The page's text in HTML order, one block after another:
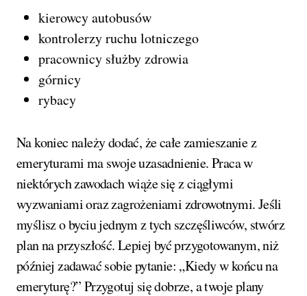
kierowcy autobusów
kontrolerzy ruchu lotniczego
pracownicy służby zdrowia
górnicy
rybacy
Na koniec należy dodać, że całe zamieszanie z
emeryturami ma swoje uzasadnienie. Praca w
niektórych zawodach wiąże się z ciągłymi
wyzwaniami oraz zagrożeniami zdrowotnymi. Jeśli
myślisz o byciu jednym z tych szczęśliwców, stwórz
plan na przyszłość. Lepiej być przygotowanym, niż
później zadawać sobie pytanie: „Kiedy w końcu na
emeryturę?” Przygotuj się dobrze, a twoje plany